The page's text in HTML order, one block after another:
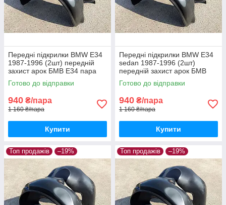
Передні підкрилки BMW E34
1987-1996 (2шт) передній
захист арок БМВ Е34 пара
передніх
Готово до відправки
940 ₴/пара
1 160 ₴/пара
Купити
Передні підкрилки BMW E34
sedan 1987-1996 (2шт)
передній захист арок БМВ
Е34 седан пара передніх
Готово до відправки
940 ₴/пара
1 160 ₴/пара
Купити
Топ продажів –19% Топ продажів –19%